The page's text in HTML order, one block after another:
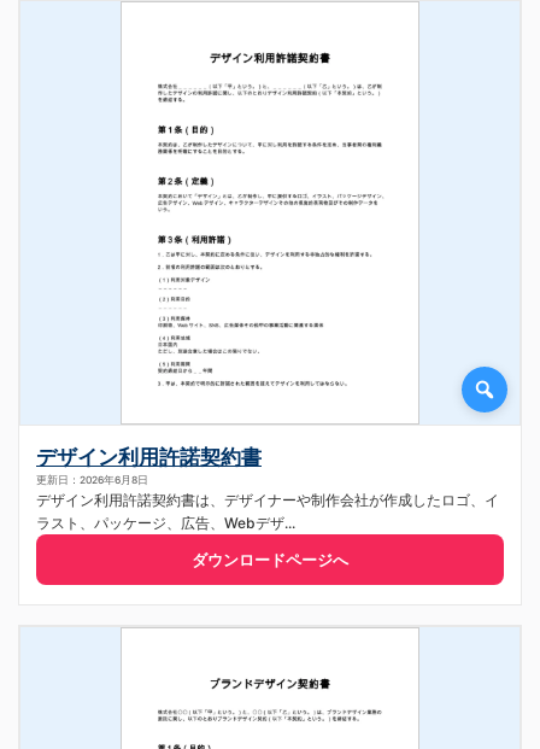
デザイン利用許諾契約書
更新日：2026年6月8日
デザイン利用許諾契約書は、デザイナーや制作会社が作成したロゴ、イ
ラスト、パッケージ、広告、Webデザ...
ダウンロードページへ